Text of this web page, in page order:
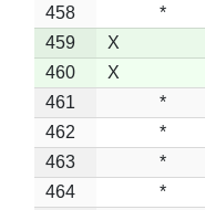
458
*
459
X
460
X
461
*
462
*
463
*
464
*